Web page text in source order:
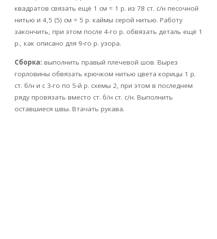
квадратов связать ещё 1 см = 1 р. из 78 ст. с/н песочной
нитью и 4,5 (5) см = 5 р. каймы серой нитью. Работу
закончить, при этом после 4-го р. обвязать деталь ещё 1
р., как описано для 9-го р. узора.
Сборка: выполнить правый плечевой шов. Вырез
горловины обвязать крючком нитью цвета корицы 1 р.
ст. б/н и с 3-го по 5-й р. схемы 2, при этом в последнем
ряду провязать вместо ст. б/н ст. с/н. Выполнить
оставшиеся швы. Втачать рукава.